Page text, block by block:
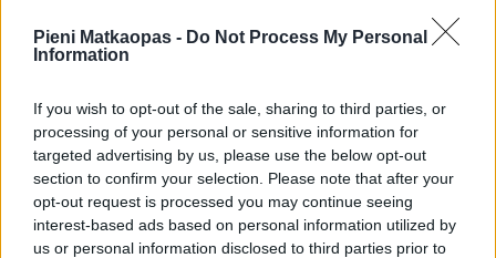
Pieni Matkaopas - Do Not Process My Personal
Information
If you wish to opt-out of the sale, sharing to third parties, or
processing of your personal or sensitive information for
targeted advertising by us, please use the below opt-out
section to confirm your selection. Please note that after your
opt-out request is processed you may continue seeing
interest-based ads based on personal information utilized by
us or personal information disclosed to third parties prior to
Haag Hammamet Hania Hannover
Hanoi
Havanna
Helsingborg Helsinki
Ho Chi Minh City
Hong Kong
Honolulu Houston Hua Hin